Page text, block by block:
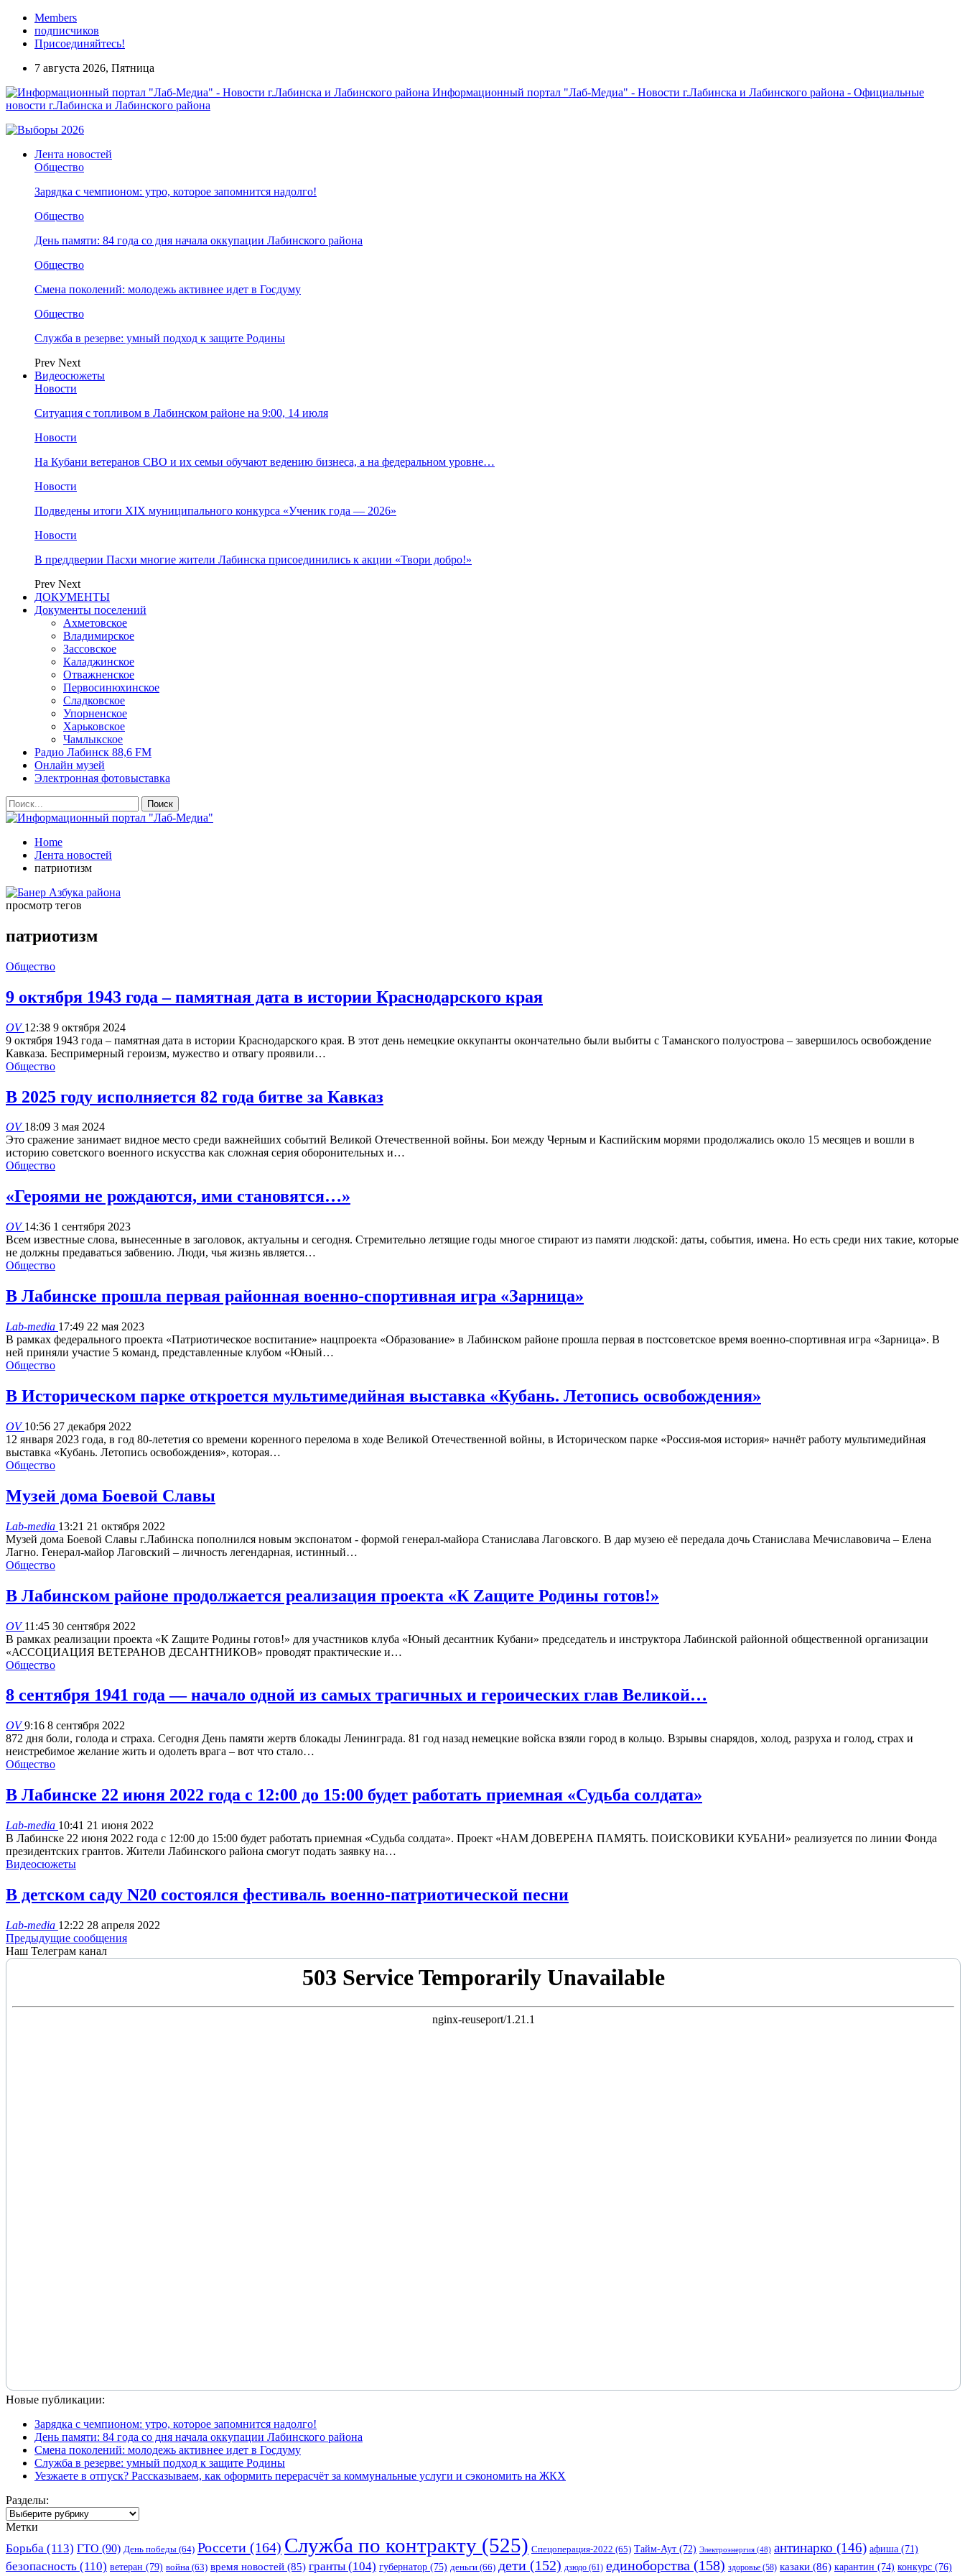
Members
подписчиков
Присоединяйтесь!
7 августа 2026, Пятница
Информационный портал "Лаб-Медиа" - Новости г.Лабинска и Лабинского района - Официальные
новости г.Лабинска и Лабинского района
Лента новостей
Общество
Зарядка с чемпионом: утро, которое запомнится надолго!
Общество
День памяти: 84 года со дня начала оккупации Лабинского района
Общество
Смена поколений: молодежь активнее идет в Госдуму
Общество
Служба в резерве: умный подход к защите Родины
Prev Next
Видеосюжеты
Новости
Ситуация с топливом в Лабинском районе на 9:00, 14 июля
Новости
На Кубани ветеранов СВО и их семьи обучают ведению бизнеса, а на федеральном уровне…
Новости
Подведены итоги XIX муниципального конкурса «Ученик года — 2026»
Новости
В преддверии Пасхи многие жители Лабинска присоединились к акции «Твори добро!»
Prev Next
ДОКУМЕНТЫ
Документы поселений
Ахметовское
Владимирское
Зассовское
Каладжинское
Отважненское
Первосинюхинское
Сладковское
Упорненское
Харьковское
Чамлыкское
Радио Лабинск 88,6 FM
Онлайн музей
Электронная фотовыставка
Home
Лента новостей
патриотизм
просмотр тегов
патриотизм
Общество
9 октября 1943 года – памятная дата в истории Краснодарского края
OV12:38 9 октября 2024
9 октября 1943 года – памятная дата в истории Краснодарского края. В этот день немецкие оккупанты окончательно были выбиты с Таманского полуострова – завершилось освобождение
Кавказа. Беспримерный героизм, мужество и отвагу проявили…
Общество
В 2025 году исполняется 82 года битве за Кавказ
OV18:09 3 мая 2024
Это сражение занимает видное место среди важнейших событий Великой Отечественной войны. Бои между Черным и Каспийским морями продолжались около 15 месяцев и вошли в
историю советского военного искусства как сложная серия оборонительных и…
Общество
«Героями не рождаются, ими становятся…»
OV14:36 1 сентября 2023
Всем известные слова, вынесенные в заголовок, актуальны и сегодня. Стремительно летящие годы многое стирают из памяти людской: даты, события, имена. Но есть среди них такие, которые
не должны предаваться забвению. Люди, чья жизнь является…
Общество
В Лабинске прошла первая районная военно-спортивная игра «Зарница»
Lab-media 17:49 22 мая 2023
В рамках федерального проекта «Патриотическое воспитание» нацпроекта «Образование» в Лабинском районе прошла первая в постсоветское время военно-спортивная игра «Зарница». В
ней приняли участие 5 команд, представленные клубом «Юный…
Общество
В Историческом парке откроется мультимедийная выставка «Кубань. Летопись освобождения»
OV10:56 27 декабря 2022
12 января 2023 года, в год 80-лететия со времени коренного перелома в ходе Великой Отечественной войны, в Историческом парке «Россия-моя история» начнёт работу мультимедийная
выставка «Кубань. Летопись освобождения», которая…
Общество
Музей дома Боевой Славы
Lab-media 13:21 21 октября 2022
Музей дома Боевой Славы г.Лабинска пополнился новым экспонатом - формой генерал-майора Станислава Лаговского. В дар музею её передала дочь Станислава Мечиславовича – Елена
Лагно. Генерал-майор Лаговский – личность легендарная, истинный…
Общество
В Лабинском районе продолжается реализация проекта «К Zащите Родины готов!»
OV11:45 30 сентября 2022
В рамках реализации проекта «К Zащите Родины готов!» для участников клуба «Юный десантник Кубани» председатель и инструктора Лабинской районной общественной организации
«АССОЦИАЦИЯ ВЕТЕРАНОВ ДЕСАНТНИКОВ» проводят практические и…
Общество
8 сентября 1941 года — начало одной из самых трагичных и героических глав Великой…
OV9:16 8 сентября 2022
872 дня боли, голода и страха. Сегодня День памяти жертв блокады Ленинграда. 81 год назад немецкие войска взяли город в кольцо. Взрывы снарядов, холод, разруха и голод, страх и
неистребимое желание жить и одолеть врага – вот что стало…
Общество
В Лабинске 22 июня 2022 года с 12:00 до 15:00 будет работать приемная «Судьба солдата»
Lab-media 10:41 21 июня 2022
В Лабинске 22 июня 2022 года с 12:00 до 15:00 будет работать приемная «Судьба солдата». Проект «НАМ ДОВЕРЕНА ПАМЯТЬ. ПОИСКОВИКИ КУБАНИ» реализуется по линии Фонда
президентских грантов. Жители Лабинского района смогут подать заявку на…
Видеосюжеты
В детском саду N20 состоялся фестиваль военно-патриотической песни
Lab-media 12:22 28 апреля 2022
Предыдущие сообщения
Наш Телеграм канал
Новые публикации:
Зарядка с чемпионом: утро, которое запомнится надолго!
День памяти: 84 года со дня начала оккупации Лабинского района
Смена поколений: молодежь активнее идет в Госдуму
Служба в резерве: умный подход к защите Родины
Уезжаете в отпуск? Рассказываем, как оформить перерасчёт за коммунальные услуги и сэкономить на ЖКХ
Разделы:
Разделы:
Метки
Борьба (113) ГТО (90) День победы (64) Россети (164) Служба по контракту (525) Спецоперация-2022 (65) Тайм-Аут (72) Электроэнергия (48) антинарко (146) афиша (71)
безопасность (110) ветеран (79) война (63) время новостей (85) гранты (104) губернатор (75) деньги (66) дети (152) дзюдо (61) единоборства (158) здоровье (58) казаки (86) карантин (74) конкурс (76)